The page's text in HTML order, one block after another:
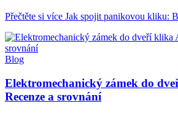
Přečtěte si více Jak spojit panikovou kliku:
Blog
Elektromechanický zámek do
Recenze a srovnání